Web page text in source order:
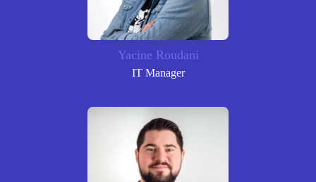
Yacine Roudani
IT Manager